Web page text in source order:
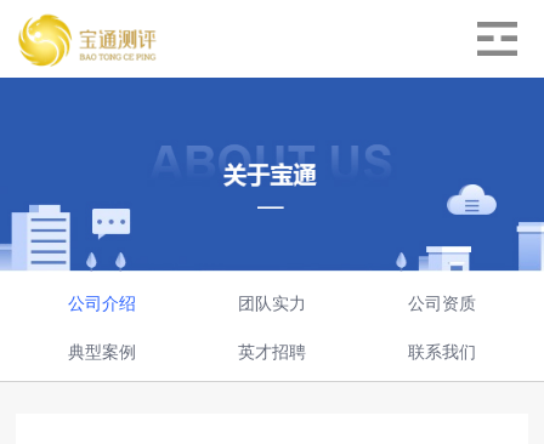
公司介绍 团队实力
公司资质
典型案例
英才招聘 联系我们